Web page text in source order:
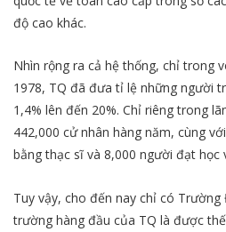
độ cao khác.
Nhìn rộng ra cả hệ thống, chỉ trong
1978, TQ đã đưa tỉ lệ những người
1,4% lên đến 20%. Chỉ riêng trong
442,000 cử nhân hàng năm, cùng
bằng thạc sĩ và 8,000 người đạt học
Tuy vậy, cho đến nay chỉ có
trường hàng đầu của TQ là được